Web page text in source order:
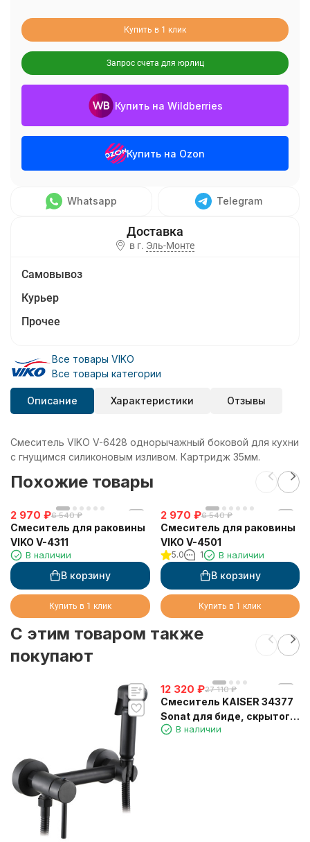
Купить в 1 клик
Запрос счета для юрлиц
Купить на Wildberries
Купить на Ozon
Whatsapp Telegram
в г. Эль-Монте
Самовывоз
Курьер
Прочее
Все товары VIKO
Все товары категории
Описание Характеристики Отзывы
Смеситель VIKO V-6428 однорычажный боковой для кухни
с гнущимся силиконовым изливом. Картридж 35мм.
Похожие товары
2 970 ₽6 540 ₽
Смеситель для раковины
VIKO V-4311
В наличии
В корзину
Купить в 1 клик
2 970 ₽6 540 ₽
Смеситель для раковины
VIKO V-4501
5.0 1 В наличии
В корзину
Купить в 1 клик
C этим товаром также
покупают
12 320 ₽27 110 ₽
Смеситель KAISER 34377
Sonat для биде, скрытого
монтажа
В наличии